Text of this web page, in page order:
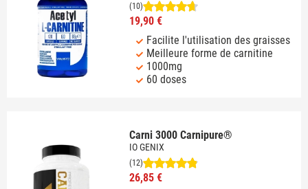
(10)
19,90 €
Facilite l'utilisation des graisses
Meilleure forme de carnitine
1000mg
60 doses
Carni 3000 Carnipure®
IO GENIX
(12)
26,85 €